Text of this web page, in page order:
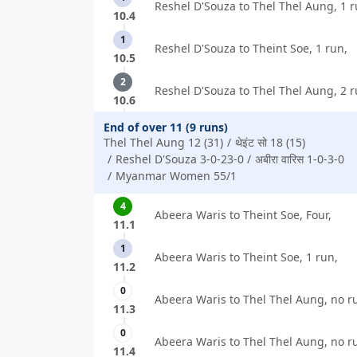
10.4
Reshel D'Souza to Thel Thel Aung, 1
1
10.5
Reshel D'Souza to Theint Soe, 1 run,
2
10.6
Reshel D'Souza to Thel Thel Aung, 2
End of over 11 (9 runs)
Thel Thel Aung 12 (31)
थेइंट सो 18 (15)
Reshel D'Souza 3-0-23-0
अबीरा वारिस 1-0-3-0
Myanmar Women 55/1
4
11.1
Abeera Waris to Theint Soe, Four,
1
11.2
Abeera Waris to Theint Soe, 1 run,
0
11.3
Abeera Waris to Thel Thel Aung, no
0
11.4
Abeera Waris to Thel Thel Aung, no